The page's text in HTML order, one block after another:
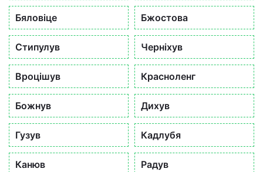
Бяловіце Бжостова
Стипулув Черніхув
Вроцішув Красноленг
Божнув Дихув
Гузув Кадлубя
Канюв Радув